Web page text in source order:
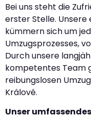
Bei uns steht die
erster Stelle.
kümmern sich um
Umzugsprozesses,
Durch unsere
kompetentes Team
reibungslosen
Králové.
Unser